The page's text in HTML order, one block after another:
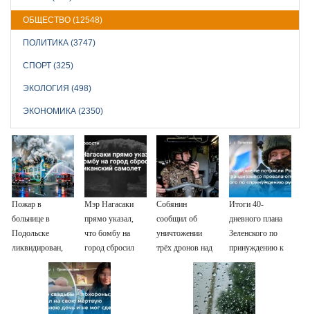
ОБЩЕСТВО (12548)
ПОЛИТИКА (3747)
СПОРТ (325)
ЭКОЛОГИЯ (498)
ЭКОНОМИКА (2350)
Пожар в
больнице в
Подольске
ликвидирован,
Мэр Нагасаки
прямо указал,
что бомбу на
город сбросил
американский
самолет
Собянин
сообщил об
уничтожении
трёх дронов над
Итоги 40-
дневного плана
Зеленского по
принуждению к
миру: как
ответила Россия,
полный разбор
провала операции